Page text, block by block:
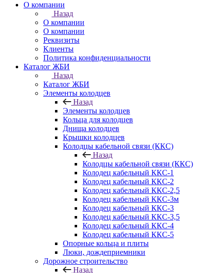
О компании
Назад
О компании
О компании
Реквизиты
Клиенты
Политика конфиденциальности
Каталог ЖБИ
Назад
Каталог ЖБИ
Элементы колодцев
Назад
Элементы колодцев
Кольца для колодцев
Днища колодцев
Крышки колодцев
Колодцы кабельной связи (ККС)
Назад
Колодцы кабельной связи (ККС)
Колодец кабельный ККС-1
Колодец кабельный ККС-2
Колодец кабельный ККС-2,5
Колодец кабельный ККС-3м
Колодец кабельный ККС-3
Колодец кабельный ККС-3,5
Колодец кабельный ККС-4
Колодец кабельный ККС-5
Опорные кольца и плиты
Люки, дождеприемники
Дорожное строительство
Назад